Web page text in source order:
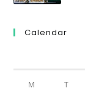
Calendar
M T